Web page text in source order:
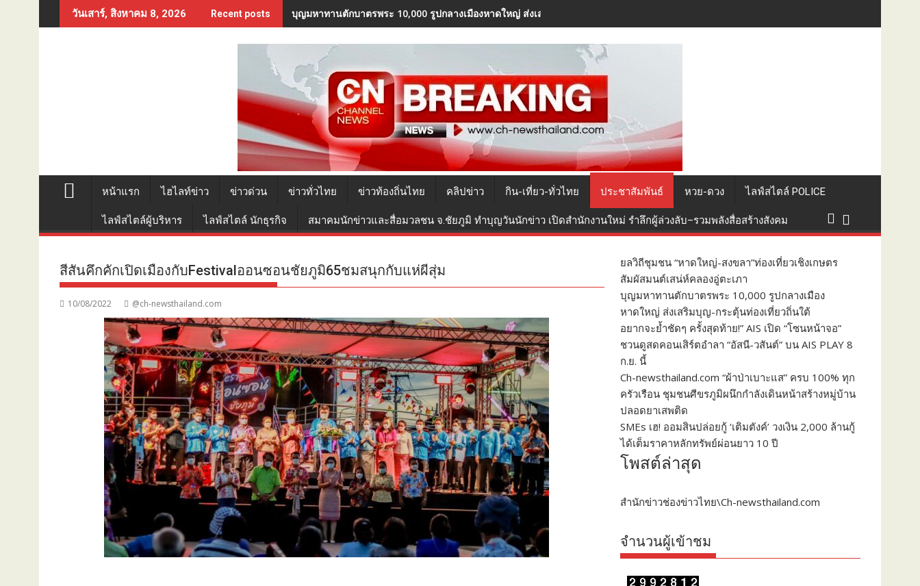
to
วันเสาร์, สิงหาคม 8, 2026 Recent posts บุญมหาทานตักบาตรพระ 10,000 รูปกลางเมืองหาดใหญ่ ส่งเสริมบุญ-กระตุ้นท่องเที่ยวถิ่นใต้
หน้าแรก ไฮไลท์ข่าว ข่าวด่วน ข่าวทั่วไทย ข่าวท้องถิ่นไทย คลิปข่าว กิน-เที่ยว-ทั่วไทย ประชาสัมพันธ์ หวย-ดวง ไลฟ์สไตล์ POLICE
ไลฟ์สไตล์ผู้บริหาร ไลฟ์สไตล์ นักธุรกิจ สมาคมนักข่าวและสื่อมวลชน จ.ชัยภูมิ ทำบุญวันนักข่าว เปิดสำนักงานใหม่ รำลึกผู้ล่วงลับ–รวมพลังสื่อสร้างสังคม
สีสันคึกคักเปิดเมืองกับFestivalออนซอนชัยภูมิ65ชมสนุกกับแห่ผีสุ่ม
10/08/2022 @ch-newsthailand.com
ยลวิถีชุมชน “หาดใหญ่-สงขลา”ท่องเที่ยวเชิงเกษตร
สัมผัสมนต์เสน่ห์คลองอู่ตะเภา
บุญมหาทานตักบาตรพระ 10,000 รูปกลางเมือง
หาดใหญ่ ส่งเสริมบุญ-กระตุ้นท่องเที่ยวถิ่นใต้
อยากจะย้ำชัดๆ ครั้งสุดท้าย!” AIS เปิด “โซนหน้าจอ”
ชวนดูสดคอนเสิร์ตอำลา “อัสนี-วสันต์” บน AIS PLAY 8
ก.ย. นี้
Ch-newsthailand.com “ผ้าป่าเบาะแส” ครบ 100% ทุก
ครัวเรือน ชุมชนศีขรภูมิผนึกกำลังเดินหน้าสร้างหมู่บ้าน
ปลอดยาเสพติด
SMEs เฮ! ออมสินปล่อยกู้ ‘เติมตังค์’ วงเงิน 2,000 ล้านกู้
ได้เต็มราคาหลักทรัพย์ผ่อนยาว 10 ปี
โพสต์ล่าสุด
สำนักข่าวช่องข่าวไทย\Ch-newsthailand.com
จำนวนผู้เข้าชม